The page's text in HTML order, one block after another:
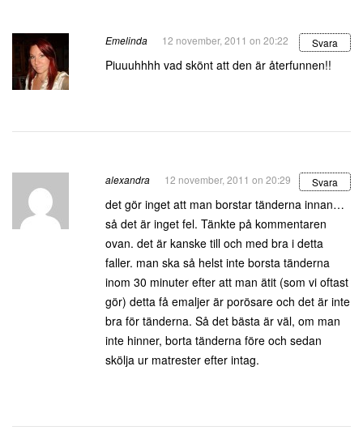
Emelinda 12 november, 2011 on 20:22 Svara
Piuuuhhhh vad skönt att den är återfunnen!!
alexandra 12 november, 2011 on 20:29 Svara
det gör inget att man borstar tänderna innan…
så det är inget fel. Tänkte på kommentaren
ovan. det är kanske till och med bra i detta
faller. man ska så helst inte borsta tänderna
inom 30 minuter efter att man ätit (som vi oftast
gör) detta få emaljer är porösare och det är inte
bra för tänderna. Så det bästa är väl, om man
inte hinner, borta tänderna före och sedan
skölja ur matrester efter intag.